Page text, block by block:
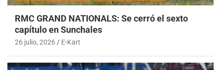
RMC GRAND NATIONALS: Se cerró el sexto
capítulo en Sunchales
26 julio, 2026 E-Kart